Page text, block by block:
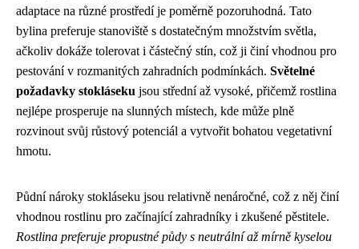
adaptace na různé prostředí je poměrně pozoruhodná. Tato
bylina preferuje stanoviště s dostatečným množstvím světla,
ačkoliv dokáže tolerovat i částečný stín, což ji činí vhodnou pro
pestování v rozmanitých zahradních podmínkách. Světelné
požadavky stokláseku jsou střední až vysoké, přičemž rostlina
nejlépe prosperuje na slunných místech, kde může plně
rozvinout svůj růstový potenciál a vytvořit bohatou vegetativní
hmotu.
Půdní nároky stokláseku jsou relativně nenáročné, což z něj činí
vhodnou rostlinu pro začínající zahradníky i zkušené pěstitele.
Rostlina preferuje propustné půdy s neutrální až mírně kyselou